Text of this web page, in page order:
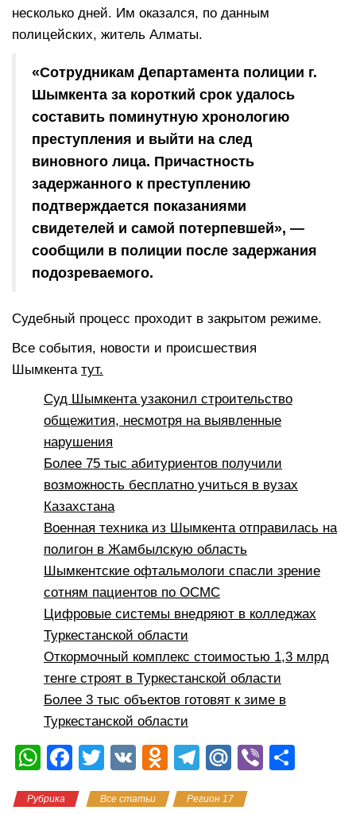
несколько дней. Им оказался, по данным
полицейских, житель Алматы.
«Сотрудникам Департамента полиции г.
Шымкента за короткий срок удалось
составить поминутную хронологию
преступления и выйти на след
виновного лица. Причастность
задержанного к преступлению
подтверждается показаниями
свидетелей и самой потерпевшей», —
сообщили в полиции после задержания
подозреваемого.
Судебный процесс проходит в закрытом режиме.
Все события, новости и происшествия
Шымкента тут.
Суд Шымкента узаконил строительство
общежития, несмотря на выявленные
нарушения
Более 75 тыс абитуриентов получили
возможность бесплатно учиться в вузах
Казахстана
Военная техника из Шымкента отправилась на
полигон в Жамбылскую область
Шымкентские офтальмологи спасли зрение
сотням пациентов по ОСМС
Цифровые системы внедряют в колледжах
Туркестанской области
Откормочный комплекс стоимостью 1,3 млрд
тенге строят в Туркестанской области
Более 3 тыс объектов готовят к зиме в
Туркестанской области
W
at
F
c
T
tt
V
O
n
T
e
M
.R
Vi
Рубрика Все статьи Регион 17